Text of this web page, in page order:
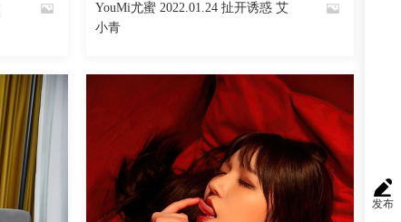
发布
By
YouMi尤蜜 2022.01.24 扯开诱惑 艾
小青